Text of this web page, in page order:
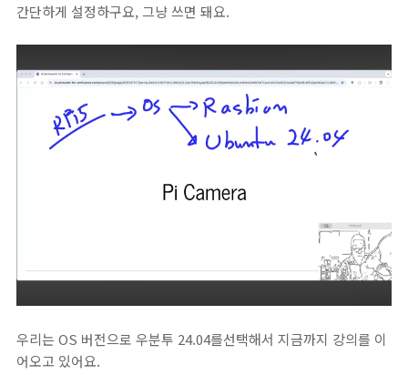
간단하게 설정하구요, 그냥 쓰면 돼요.
우리는 OS 버전으로 우분투 24.04를선택해서 지금까지 강의를 이
어오고 있어요.